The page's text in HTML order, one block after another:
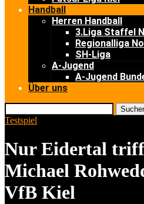
Handball
Herren Handball
3.Liga Staffel
Regionalliga
SH-Liga
A-Jugend
A-Jugend
Über uns
Testspiel
Nur Eidertal
Michael
VfB Kiel